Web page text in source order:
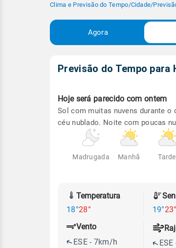
Clima e Previsão do Tempo/Cidade/
Agora
Previsão do Tempo para
Hoje será parecido com ontem
Sol com muitas nuvens durante o
céu nublado. Noite com poucas
Madrugada Manhã Tarde
Temperatura
18°28°
19°23°
Vento
ESE - 7km/h